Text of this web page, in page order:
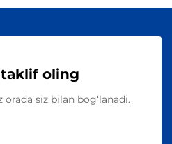
oling
siz bilan bog‘lanadi.